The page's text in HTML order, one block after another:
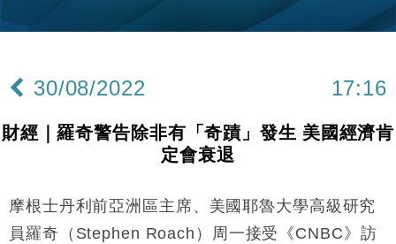
財經｜韓股反覆波動收跌 連挫7周創逾3年最長跌勢
12:44
財經｜日本春季三度入市撐日圓 4月單日斥6.28萬億
11:12
國際｜特朗普料美伊戰事快結束 承認部分彈藥庫存緊
司
18:31
財經｜華僑銀行上半年淨利創新高 中期息增15%至
30/08/2022 17:16
財經｜羅奇警告除非有「奇蹟」發生 美國經濟肯
定會衰退
摩根士丹利前亞洲區主席、美國耶魯大學高級研究
員羅奇（Stephen Roach）周一接受《CNBC》訪